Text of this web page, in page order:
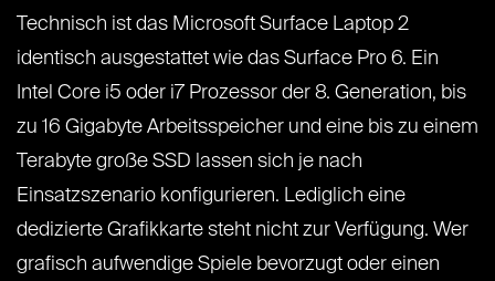
Technisch ist das Microsoft Surface Laptop 2
identisch ausgestattet wie das Surface Pro 6. Ein
Intel Core i5 oder i7 Prozessor der 8. Generation, bis
zu 16 Gigabyte Arbeitsspeicher und eine bis zu einem
Terabyte große SSD lassen sich je nach
Einsatzszenario konfigurieren. Lediglich eine
dedizierte Grafikkarte steht nicht zur Verfügung. Wer
grafisch aufwendige Spiele bevorzugt oder einen